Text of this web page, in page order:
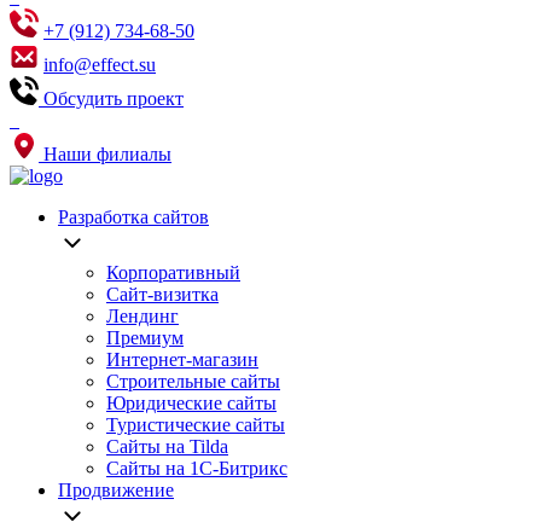
+7 (912) 734-68-50
info@effect.su
Обсудить проект
Наши филиалы
Разработка сайтов
Корпоративный
Сайт-визитка
Лендинг
Премиум
Интернет-магазин
Строительные сайты
Юридические сайты
Туристические сайты
Сайты на Tilda
Сайты на 1С-Битрикс
Продвижение